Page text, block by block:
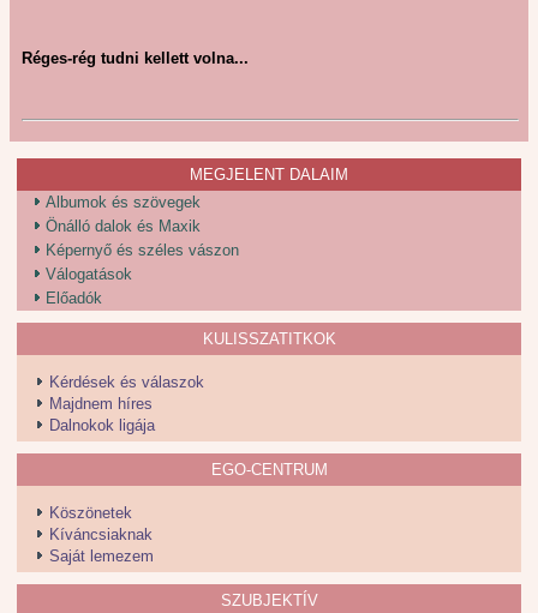
Réges-rég tudni kellett volna...
MEGJELENT DALAIM
Albumok és szövegek
Önálló dalok és Maxik
Képernyő és széles vászon
Válogatások
Előadók
KULISSZATITKOK
Kérdések és válaszok
Majdnem híres
Dalnokok ligája
EGO-CENTRUM
Köszönetek
Kíváncsiaknak
Saját lemezem
SZUBJEKTÍV